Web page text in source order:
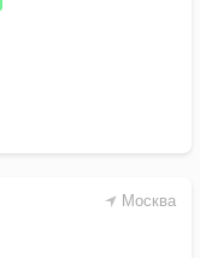
Москва